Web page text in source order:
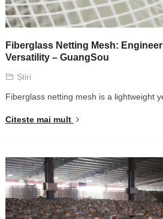
Fiberglass Netting Mesh:
Versatility– GuangSou
Știri
Fiberglass netting mesh is a lightweight
Citeste mai mult